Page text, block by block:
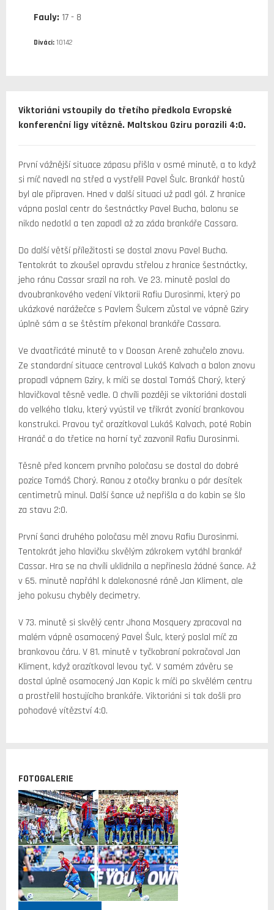
Fauly: 17 - 8
Diváci: 10142
Viktoriáni vstoupily do třetího předkola Evropské
konferenční ligy vítězně. Maltskou Gziru porazili 4:0.
První vážnější situace zápasu přišla v osmé minutě, a to když
si míč navedl na střed a vystřelil Pavel Šulc. Brankář hostů
byl ale připraven. Hned v další situaci už padl gól. Z hranice
vápna poslal centr do šestnáctky Pavel Bucha, balonu se
nikdo nedotkl a ten zapadl až za záda brankáře Cassara.
Do další větší příležitosti se dostal znovu Pavel Bucha.
Tentokrát to zkoušel opravdu střelou z hranice šestnáctky,
jeho ránu Cassar srazil na roh. Ve 23. minutě poslal do
dvoubrankového vedení Viktorii Rafiu Durosinmi, který po
ukázkové narážečce s Pavlem Šulcem zůstal ve vápně Gziry
úplně sám a se štěstím překonal brankáře Cassara.
Ve dvaatřicáté minutě to v Doosan Areně zahučelo znovu.
Ze standardní situace centroval Lukáš Kalvach a balon znovu
propadl vápnem Gziry, k míči se dostal Tomáš Chorý, který
hlavičkoval těsně vedle. O chvíli později se viktoriáni dostali
do velkého tlaku, který vyústil ve třikrát zvonící brankovou
konstrukci. Pravou tyč orazítkoval Lukáš Kalvach, poté Robin
Hranáč a do třetice na horní tyč zazvonil Rafiu Durosinmi.
Těsně před koncem prvního poločasu se dostal do dobré
pozice Tomáš Chorý. Ranou z otočky branku o pár desítek
centimetrů minul. Další šance už nepřišla a do kabin se šlo
za stavu 2:0.
První šanci druhého poločasu měl znovu Rafiu Durosinmi.
Tentokrát jeho hlavičku skvělým zákrokem vytáhl brankář
Cassar. Hra se na chvíli uklidnila a nepřinesla žádné šance. Až
v 65. minutě napřáhl k dalekonosné ráně Jan Kliment, ale
jeho pokusu chyběly decimetry.
V 73. minutě si skvělý centr Jhona Mosquery zpracoval na
malém vápně osamocený Pavel Šulc, který poslal míč za
brankovou čáru. V 81. minutě v tyčkobraní pokračoval Jan
Kliment, když orazítkoval levou tyč. V samém závěru se
dostal úplně osamocený Jan Kopic k míči po skvělém centru
a prostřelil hostujícího brankáře. Viktoriáni si tak došli pro
pohodové vítězství 4:0.
FOTOGALERIE